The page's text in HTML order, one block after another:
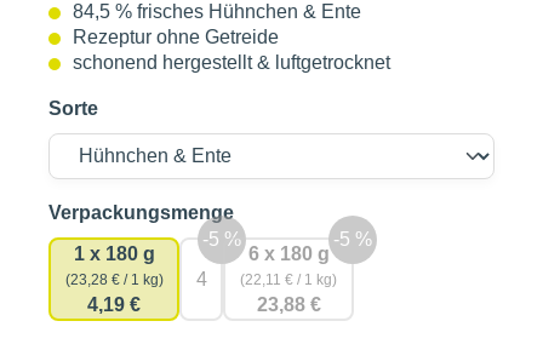
84,5 % frisches Hühnchen & Ente
Rezeptur ohne Getreide
schonend hergestellt & luftgetrocknet
Sorte
Verpackungsmengeauswählen
1 x 180 g
(23,28 € / 1 kg)
4,19 €
4
6 x 180 g
(22,11 € / 1 kg)
23,88 €